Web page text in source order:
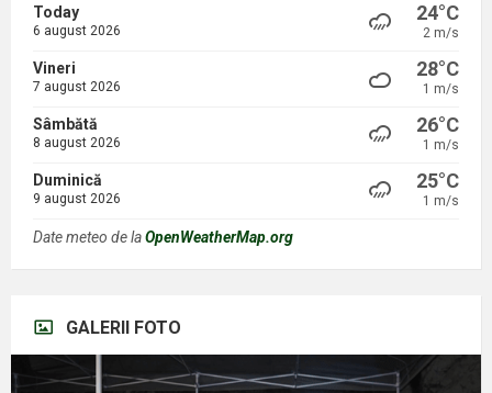
Today
6 august 2026
24°C
2 m/s
Vineri
7 august 2026
28°C
1 m/s
Sâmbătă
8 august 2026
26°C
1 m/s
Duminică
9 august 2026
25°C
1 m/s
Date meteo de laOpenWeatherMap.org
GALERII FOTO